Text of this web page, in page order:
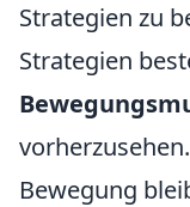
Strategien zu
Strategien
Bewegung